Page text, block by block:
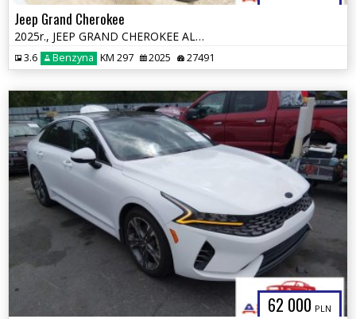
Jeep Grand Cherokee
2025r., JEEP GRAND CHEROKEE ALTITUDE X 4X4, 3.6L, od ubezpieczalni
3.6 Benzyna KM 297 2025 27491
62 000 PLN